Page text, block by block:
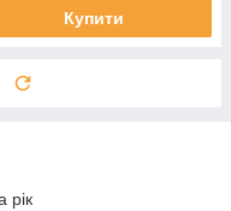
Купити
рік